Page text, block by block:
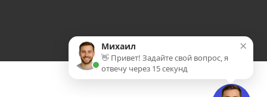
×
Михаил
👋 Привет! Задайте свой вопрос, я
отвечу через 15 секунд